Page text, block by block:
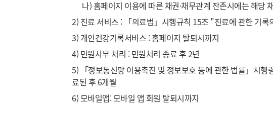
나) 홈페이지 이용에 따른 채권·채무관계 잔존시에는 해당
2) 진료 서비스 : 「의료법」시행규칙 15조 "진료에 관한 기록
3) 개인건강기록서비스 : 홈페이지 탈퇴시까지
4) 민원사무 처리 : 민원처리 종료 후 2년
5) 「정보통신망 이용촉진 및 정보보호 등에 관한 법률」시
료된 후 6개월
6) 모바일앱: 모바일 앱 회원 탈퇴시까지